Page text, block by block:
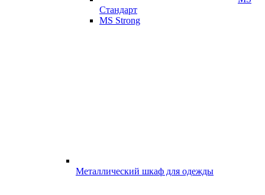
Стандарт
MS Strong
Металлический шкаф для одежды